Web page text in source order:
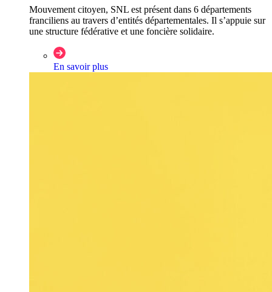
Mouvement citoyen, SNL est présent dans 6 départements
franciliens au travers d’entités départementales. Il s’appuie sur
une structure fédérative et une foncière solidaire.
En savoir plus